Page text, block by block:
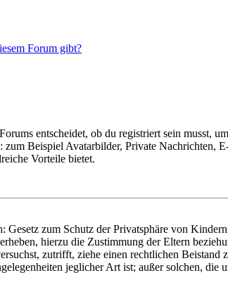
Forum gibt?
entscheidet, ob du registriert sein musst,
Beispiel Avatarbilder, Private Nachrichten,
Vorteile bietet.
zum Schutz der Privatsphäre von
hierzu die Zustimmung der Eltern
zutrifft, ziehe einen rechtlichen
jeglicher Art ist; außer solchen,